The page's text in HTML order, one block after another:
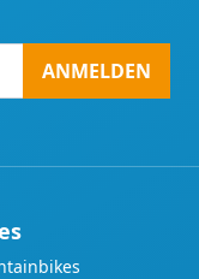
ANMELDEN